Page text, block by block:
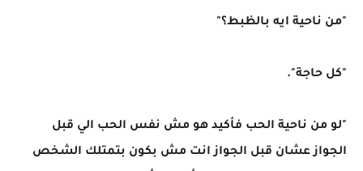
"من ناحية ايه بالظبط؟"
"كل حاجة".
"لو من ناحية الحب فأكيد هو مش نفس الحب الي قبل
الجواز عشان قبل الجواز انت مش بكون بتمتلك الشخص